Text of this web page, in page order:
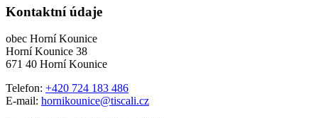
Kontaktní údaje
obec Horní Kounice
Horní Kounice 38
671 40 Horní Kounice
Telefon: +420 724 183 486
E-mail: hornikounice@tiscali.cz